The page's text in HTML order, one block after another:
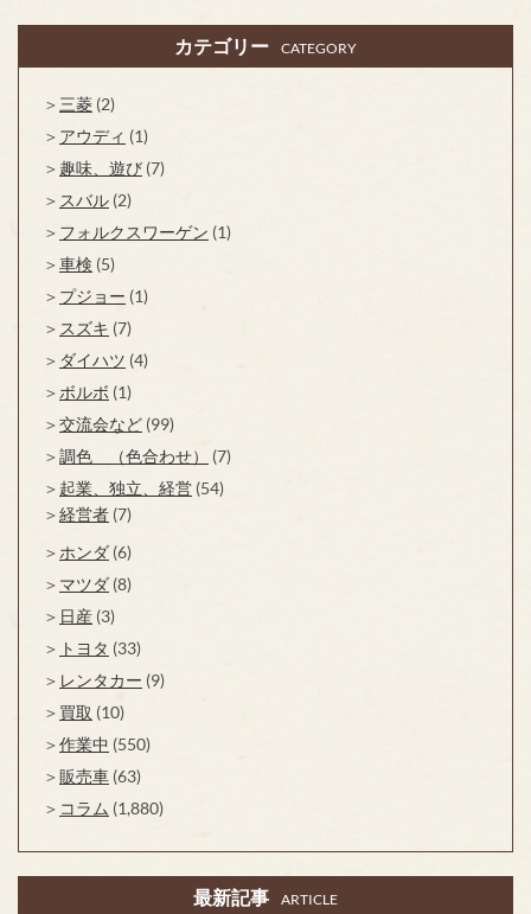
カテゴリー CATEGORY
三菱 (2)
アウディ (1)
趣味、遊び (7)
スバル (2)
フォルクスワーゲン (1)
車検 (5)
プジョー (1)
スズキ (7)
ダイハツ (4)
ボルボ (1)
交流会など (99)
調色 （色合わせ）
(7)
起業、独立、経営 (54)
経営者 (7)
ホンダ (6)
マツダ (8)
日産 (3)
トヨタ (33)
レンタカー (9)
買取 (10)
作業中 (550)
販売車 (63)
コラム (1,880)
最新記事 ARTICLE